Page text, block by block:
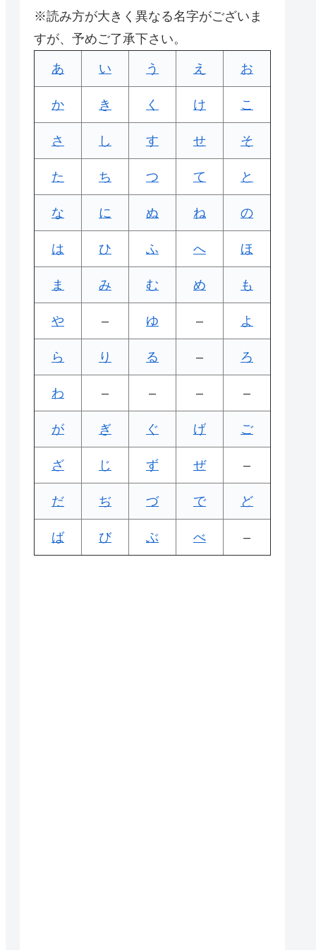
※読み方が大きく異なる名字がございま
すが、予めご了承下さい。
あ い う え お
か き く け こ
さ し す せ そ
た ち つ て と
な に ぬ ね の
は ひ ふ へ ほ
ま み む め も
や – ゆ – よ
ら り る – ろ
わ – – – –
が ぎ ぐ げ ご
ざ じ ず ぜ –
だ ぢ づ で ど
ば び ぶ べ –